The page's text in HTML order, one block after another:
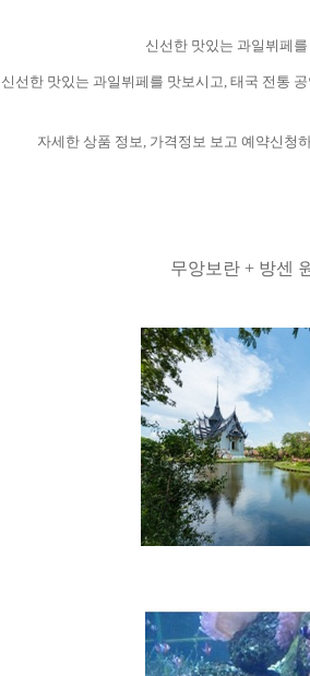
신선한 맛있는 과일뷔페
신선한 맛있는 과일뷔페를 맛보시고, 태국 전통
자세한 상품 정보 가격정보 보고 예약신청
무앙보란+ 방센